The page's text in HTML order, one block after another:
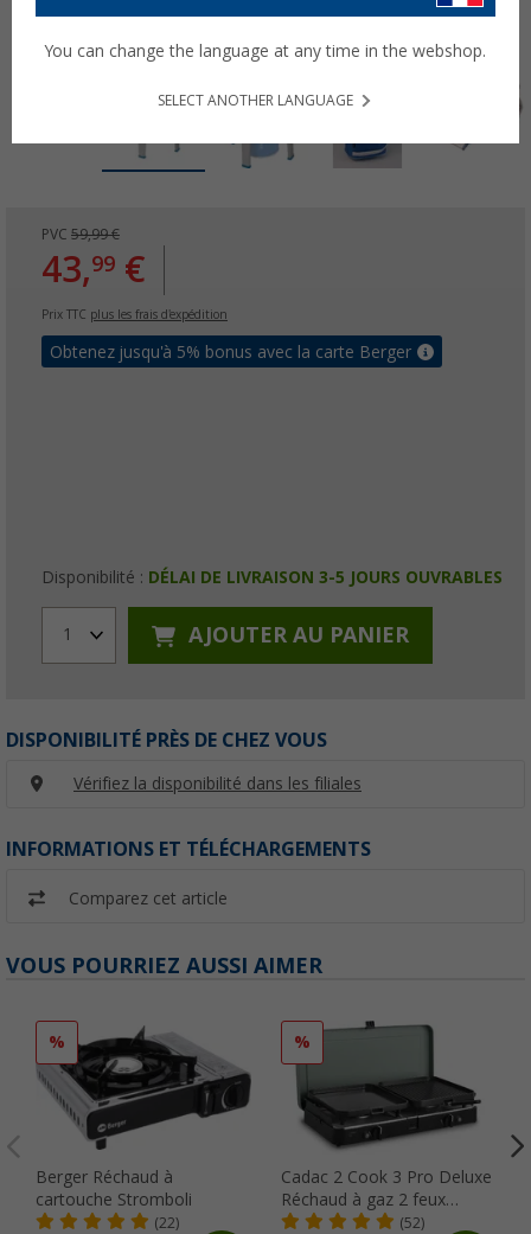
PVC 59,99 €
43,99 €
Prix TTC plus les frais d'expédition
Obtenez jusqu'à 5% bonus avec la carte Berger
Disponibilité : DÉLAI DE LIVRAISON 3-5 JOURS OUVRABLES
1 AJOUTER AU PANIER
DISPONIBILITÉ PRÈS DE CHEZ VOUS
Vérifiez la disponibilité dans les filiales
INFORMATIONS ET TÉLÉCHARGEMENTS
Comparez cet article
VOUS POURRIEZ AUSSI AIMER
%
Berger Réchaud à
cartouche Stromboli
(22)
%
Cadac 2 Cook 3 Pro Deluxe
Réchaud à gaz 2 feux
gris/noir 30 mbar(52)
You can change the language at any time in the webshop.
SELECT ANOTHER LANGUAGE